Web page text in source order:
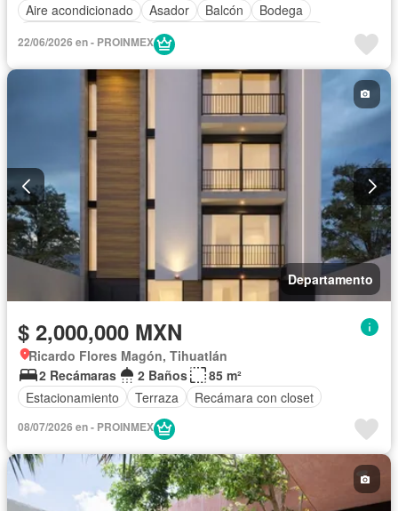
Aire acondicionado
Asador Balcón
Bodega
Circuito cerrado de televisión
Cocina integral
Cuarto de servicio
Electricidad
Estacionamiento
Jardín
Recámara con closet
Sala polivalente
Televisión por cable
Terraza
Vista panorámica
Wifi Zonas verdes Sin amueblar
22/06/2026 en - PROINMEX
Departamento
$ 2,000,000 MXN
Ricardo Flores Magón, Tihuatlán
2 Recámaras
2 Baños
85 m²
Estacionamiento
Terraza Recámara con closet
08/07/2026 en - PROINMEX